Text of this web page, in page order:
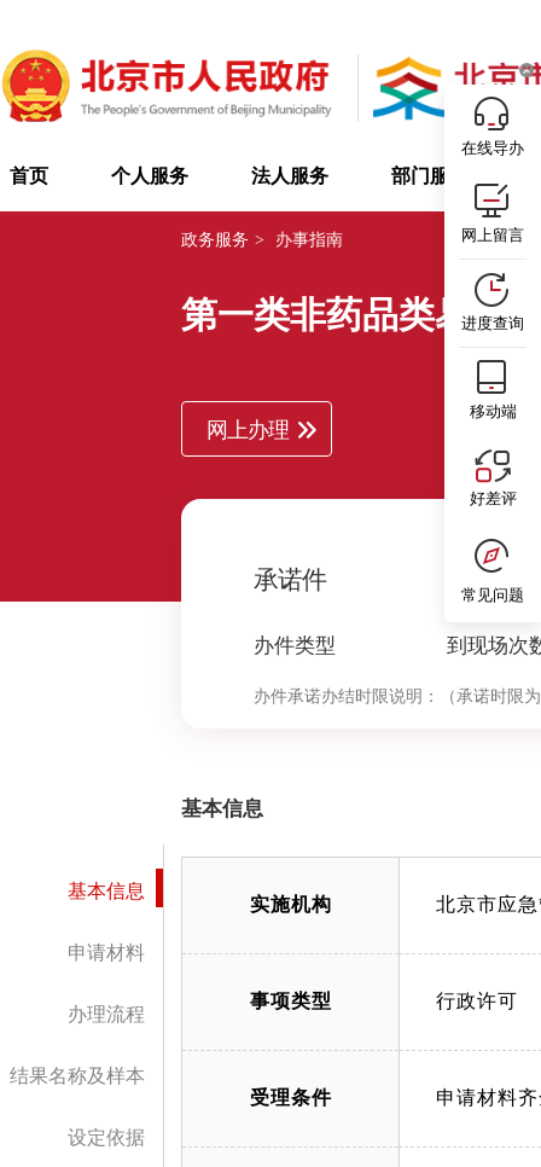
首页 个人服务 法人服务 部门服务
政务服务 > 办事指南
第一类非药品类易制
网上办理
承诺件
办件类型
0
到现场次
办件承诺办结时限说明： （承诺时限
基本信息
申请材料
办理流程
结果名称及样本
设定依据
基本信息
实施机构 北京市应
事项类型 行政许可
受理条件 申请材料
在线导办
网上留言
进度查询
移动端
好差评
常见问题